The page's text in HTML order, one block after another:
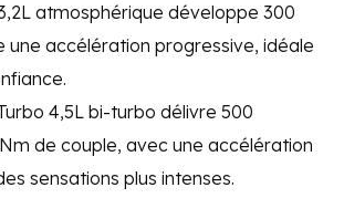
atmosphérique développe 300
accélération progressive, idéale
4,5L bi-turbo délivre 500
de couple, avec une accélération
sensations plus intenses.